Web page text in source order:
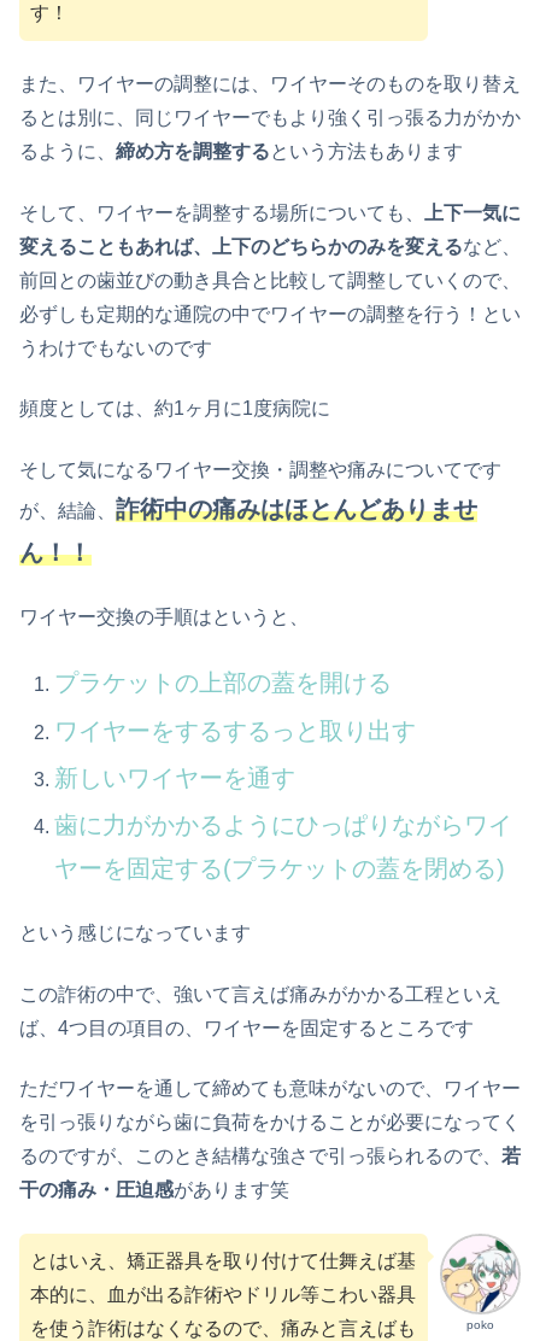
す！
また、ワイヤーの調整には、ワイヤーそのものを取り替え
るとは別に、同じワイヤーでもより強く引っ張る力がかか
るように、 締め方を調整するという方法もあります
そして、ワイヤーを調整する場所についても、
上下一気に
変えることもあれば、上下のどちらかのみを変えるなど、
前回との歯並びの動き具合と比較して調整していくので、
必ずしも定期的な通院の中でワイヤーの調整を行う！とい
うわけでもないのです
頻度としては、約1ヶ月に1度病院に
そして気になるワイヤー交換・調整や痛みについてです
が、結論、 詐術中の痛みはほとんどありませ
ん！！
ワイヤー交換の手順はというと、
プラケットの上部の蓋を開ける
ワイヤーをするするっと取り出す
新しいワイヤーを通す
歯に力がかかるようにひっぱりながらワイ
ヤーを固定する(プラケットの蓋を閉める)
という感じになっています
この詐術の中で、強いて言えば痛みがかかる工程といえ
ば、4つ目の項目の、ワイヤーを固定するところです
ただワイヤーを通して締めても意味がないので、ワイヤー
を引っ張りながら歯に負荷をかけることが必要になってく
るのですが、このとき結構な強さで引っ張られるので、 若
干の痛み・圧迫感があります笑
poko
とはいえ、矯正器具を取り付けて仕舞えば基
本的に、血が出る詐術やドリル等こわい器具
を使う詐術はなくなるので、痛みと言えばも